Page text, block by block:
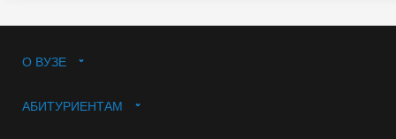
О ВУЗЕ
АБИТУРИЕНТАМ